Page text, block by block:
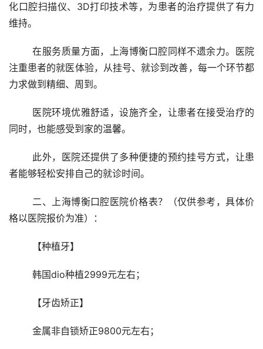
化口腔扫描仪、3D打印技术等，为患者的治疗提供了有力
维持。
	在服务质量方面，上海博衡口腔同样不遗余力。医院
注重患者的就医体验，从挂号、就诊到改善，每一个环节都
力求做到精细、周到。
同时，也能感受到家的温馨。
者能够轻松安排自己的就诊时间。
格以医院报价为准）：
	【种植牙】
	韩国dio种植2999元左右；
	【牙齿矫正】
	金属非自锁矫正9800元左右；